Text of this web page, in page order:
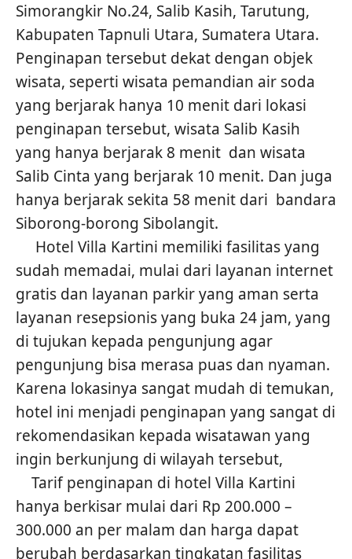
Simorangkir No.24, Salib Kasih, Tarutung,
Kabupaten Tapnuli Utara, Sumatera Utara.
Penginapan tersebut dekat dengan objek
wisata, seperti wisata pemandian air soda
yang berjarak hanya 10 menit dari lokasi
penginapan tersebut, wisata Salib Kasih
yang hanya berjarak 8 menit dan wisata
Salib Cinta yang berjarak 10 menit. Dan juga
hanya berjarak sekita 58 menit dari bandara
Siborong-borong Sibolangit.
Hotel Villa Kartini memiliki fasilitas yang
sudah memadai, mulai dari layanan internet
gratis dan layanan parkir yang aman serta
layanan resepsionis yang buka 24 jam, yang
di tujukan kepada pengunjung agar
pengunjung bisa merasa puas dan nyaman.
Karena lokasinya sangat mudah di temukan,
hotel ini menjadi penginapan yang sangat di
rekomendasikan kepada wisatawan yang
ingin berkunjung di wilayah tersebut,
Tarif penginapan di hotel Villa Kartini
hanya berkisar mulai dari Rp 200.000 –
300.000 an per malam dan harga dapat
berubah berdasarkan tingkatan fasilitas